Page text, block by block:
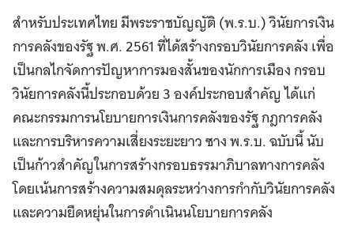
สำหรับประเทศไทย มีพระราชบัญญัติ (พ.ร.บ.) วินัยการเงิน
การคลังของรัฐ พ.ศ. 2561 ที่ได้สร้างกรอบวินัยการคลัง เพื่อ
เป็นกลไกจัดการปัญหาการมองสั้นของนักการเมือง กรอบ
วินัยการคลังนี้ประกอบด้วย 3 องค์ประกอบสำคัญ ได้แก่
คณะกรรมการนโยบายการเงินการคลังของรัฐ กฎการคลัง
และการบริหารความเสี่ยงระยะยาว ซาง พ.ร.บ. ฉบับนี้ นับ
เป็นก้าวสำคัญในการสร้างกรอบธรรมาภิบาลทางการคลัง
โดยเน้นการสร้างความสมดุลระหว่างการกำกับวินัยการคลัง
และความยืดหยุ่นในการดำเนินนโยบายการคลัง